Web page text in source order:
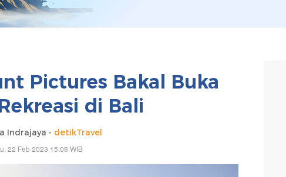
Pictures Bakal Buka
di Bali
Indrajaya - detikTravel
22 Feb 2023 15:08 WIB